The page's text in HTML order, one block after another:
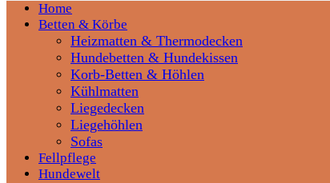
Home
Betten & Körbe
Heizmatten & Thermodecken
Hundebetten & Hundekissen
Korb-Betten & Höhlen
Kühlmatten
Liegedecken
Liegehöhlen
Sofas
Fellpflege
Hundewelt